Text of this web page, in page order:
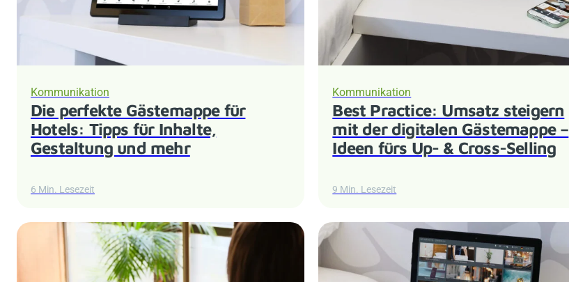
Kommunikation
Die perfekte Gästemappe für
Hotels: Tipps für Inhalte,
Gestaltung und mehr
6 Min. Lesezeit
Kommunikation
Best Practice: Umsatz steigern
mit der digitalen Gästemappe –
Ideen fürs Up- & Cross-Selling
9 Min. Lesezeit